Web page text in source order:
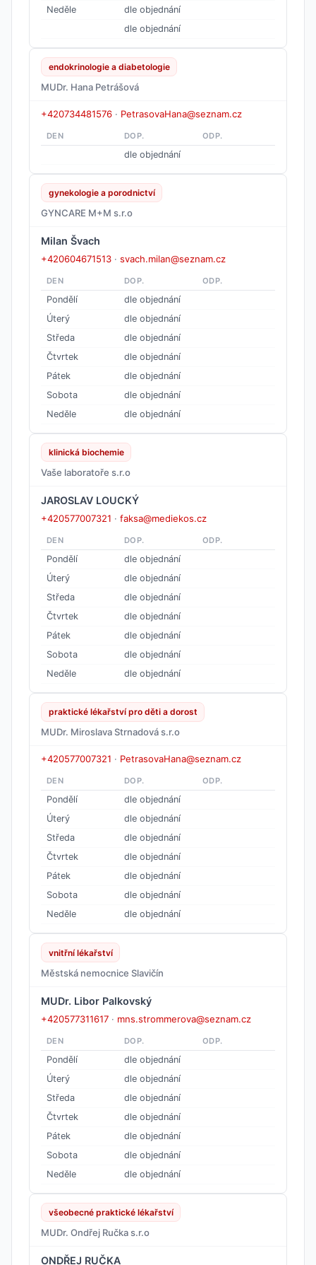
Neděle
dle objednání
dle objednání
endokrinologie a diabetologie
MUDr. Hana Petrášová
+420734481576 · PetrasovaHana@seznam.cz
DEN DOP. ODP.
dle objednání
gynekologie a porodnictví
GYNCARE M+M s.r.o
Milan Švach
+420604671513 · svach.milan@seznam.cz
DEN DOP. ODP.
Pondělí
dle objednání
Úterý
dle objednání
Středa
dle objednání
Čtvrtek
dle objednání
Pátek
dle objednání
Sobota
dle objednání
Neděle
dle objednání
klinická biochemie
Vaše laboratoře s.r.o
JAROSLAV LOUCKÝ
+420577007321 · faksa@mediekos.cz
DEN DOP. ODP.
Pondělí
dle objednání
Úterý
dle objednání
Středa
dle objednání
Čtvrtek
dle objednání
Pátek
dle objednání
Sobota
dle objednání
Neděle
dle objednání
praktické lékařství pro děti a dorost
MUDr. Miroslava Strnadová s.r.o
+420577007321 · PetrasovaHana@seznam.cz
DEN DOP. ODP.
Pondělí
dle objednání
Úterý
dle objednání
Středa
dle objednání
Čtvrtek
dle objednání
Pátek
dle objednání
Sobota
dle objednání
Neděle
dle objednání
vnitřní lékařství
Městská nemocnice Slavičín
MUDr. Libor Palkovský
+420577311617 · mns.strommerova@seznam.cz
DEN DOP. ODP.
Pondělí
dle objednání
Úterý
dle objednání
Středa
dle objednání
Čtvrtek
dle objednání
Pátek
dle objednání
Sobota
dle objednání
Neděle
dle objednání
všeobecné praktické lékařství
MUDr. Ondřej Ručka s.r.o
ONDŘEJ RUČKA